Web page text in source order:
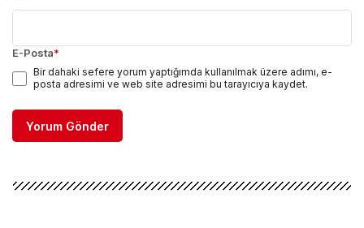
E-Posta*
Bir dahaki sefere yorum yaptığımda kullanılmak üzere adımı, e-
posta adresimi ve web site adresimi bu tarayıcıya kaydet.
Yorum Gönder